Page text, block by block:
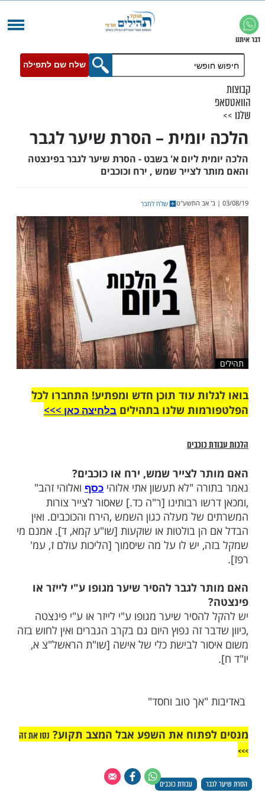
שלח שם לתפילה
– הסרת שיער לגבר
ליום א' בשבט - הסרת שיער לגבר בפינצטה
לצייר שמש , ירח וכוכבים
שלח לחבר
עוד תוכן חדש ומפתיע! התחברו לכל
שלנו בתהילים בלחיצה כאן >>>​
כוכבים
לצייר שמש, ירח או כוכבים?
"לא תעשון אתי אלוהיכסףואלוהי זהב"
רבותינו [ר"ה כד.] שאסור לצייר צורות
מעלה כגון השמש ,הירח והכוכבים. ואין
בולטות או שוקעות [שו"ע קמא, ד]. אמנם מי
לגבר להסיר שיער מגופו ע"י לייזר או
שיער מגופו ע"י לייזר או ע"י פינצטה
זה נפוץ היום גם בקרב הגברים ואין לחוש בזה